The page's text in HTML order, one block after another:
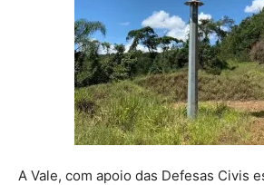
A Vale, com apoio das Defesas Civis